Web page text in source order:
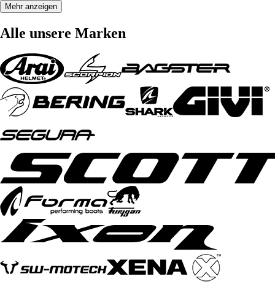
Mehr anzeigen
Alle unsere Marken